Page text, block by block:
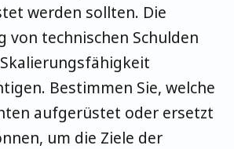
werden sollten. Die
von technischen Schulden
Bestimmen Sie, welche
aufgerüstet oder ersetzt
um die Ziele der